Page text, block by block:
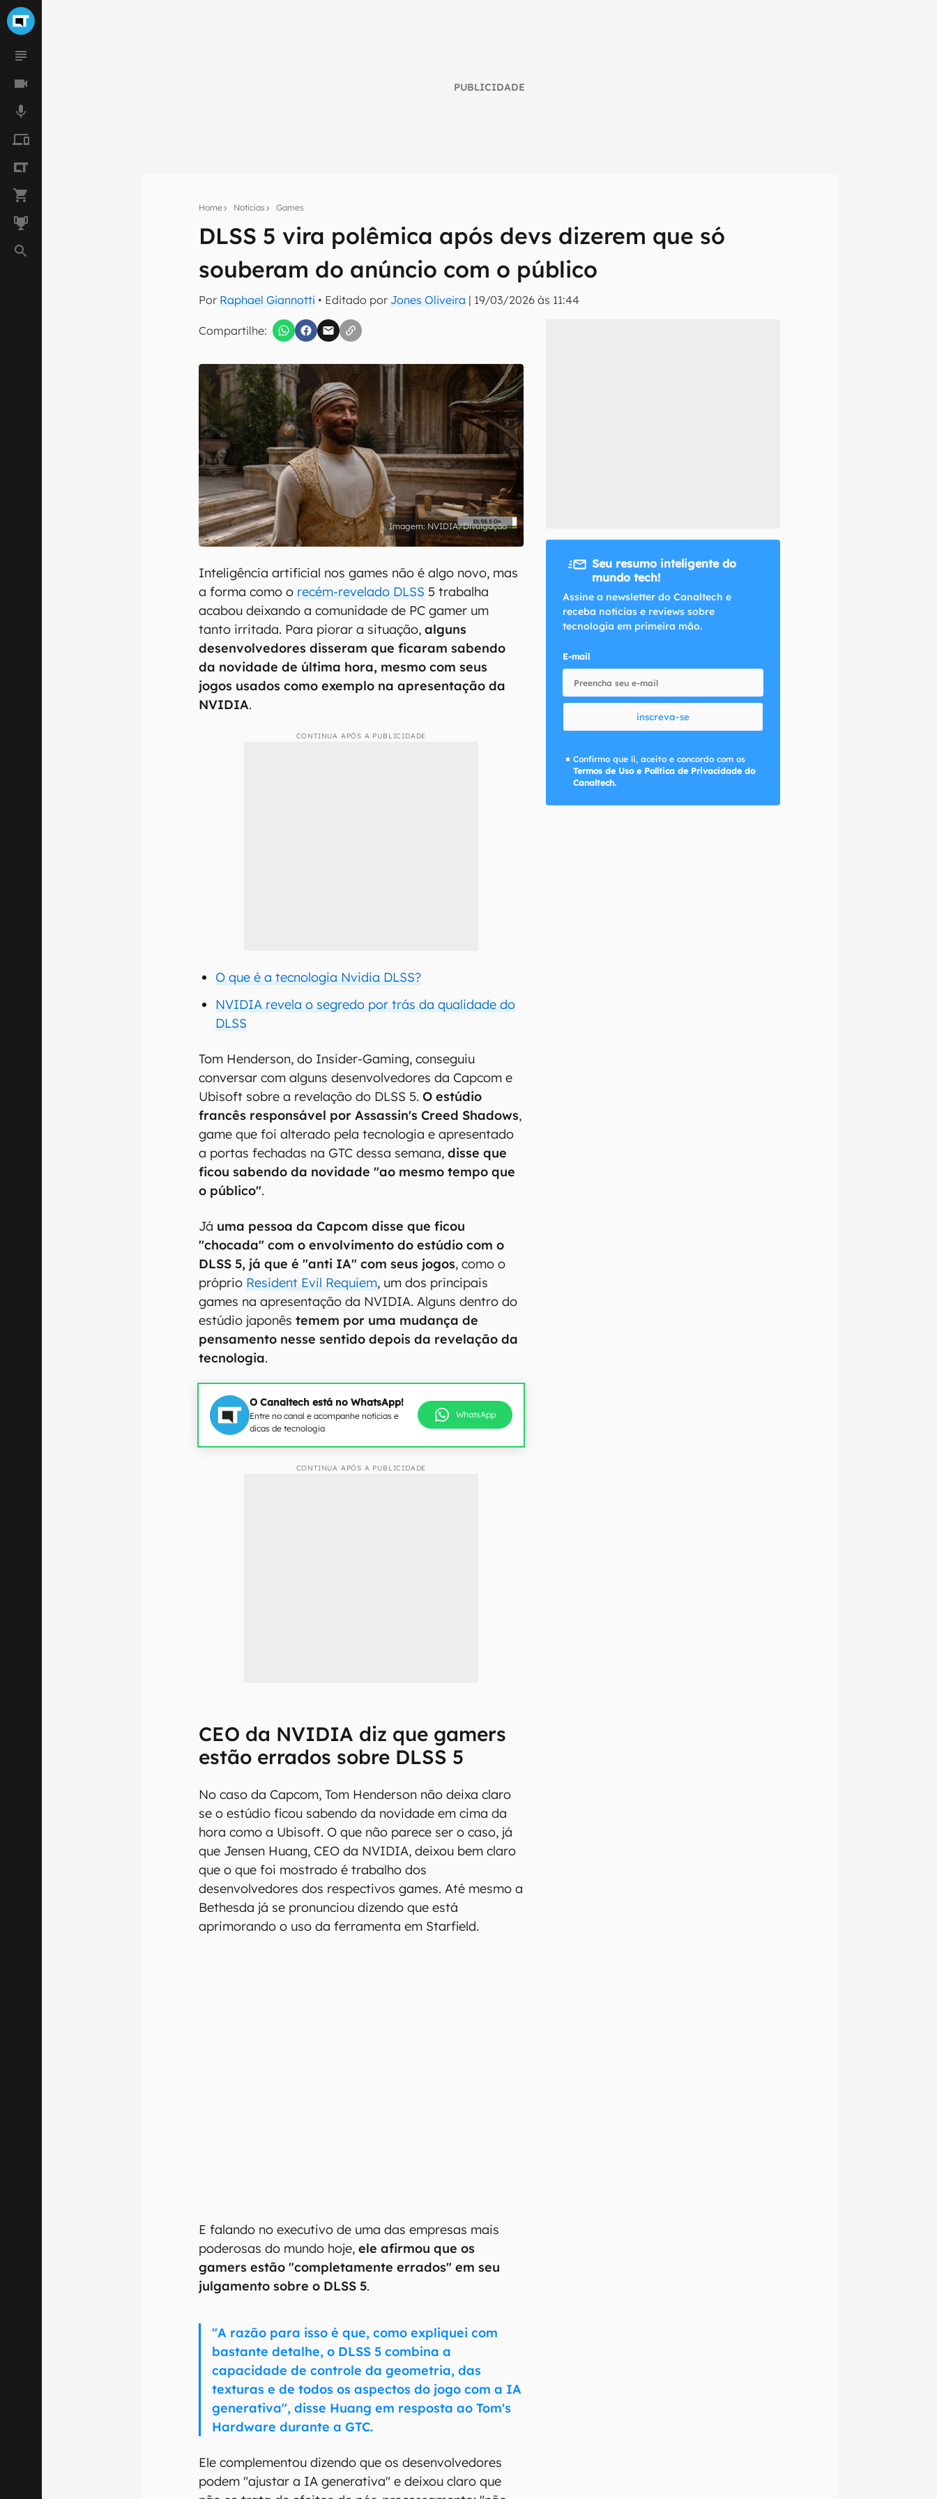
PUBLICIDADE
Home Notícias Games
DLSS 5 vira polêmica após devs dizerem que só
souberam do anúncio com o público
Por Raphael Giannotti • Editado por Jones Oliveira | 19/03/2026 às 11:44
Compartilhe:
Seu resumo inteligente do mundo tech!
Assine a newsletter do Canaltech e receba notícias e reviews sobre tecnologia em primeira
mão.
inscreva-se
Confirmo que li, aceito e concordo com os Termos de Uso e Política de Privacidade do Canaltech.
NVIDIA/Divulgação
Inteligência artificial nos games não é algo novo, mas
a forma como o recém-revelado DLSS 5 trabalha
acabou deixando a comunidade de PC gamer um
tanto irritada. Para piorar a situação,alguns
desenvolvedores disseram que ficaram sabendo
da novidade de última hora, mesmo com seus
jogos usados como exemplo na apresentação da
NVIDIA.
CONTINUA APÓS A PUBLICIDADE
O que é a tecnologia Nvidia DLSS?
NVIDIA revela o segredo por trás da qualidade do
DLSS
Tom Henderson, do Insider-Gaming, conseguiu
conversar com alguns desenvolvedores da Capcom e
Ubisoft sobre a revelação do DLSS 5.O estúdio
francês responsável por Assassin's Creed Shadows,
game que foi alterado pela tecnologia e apresentado
a portas fechadas na GTC dessa semana,disse que
ficou sabendo da novidade "ao mesmo tempo que
o público".
Já uma pessoa da Capcom disse que ficou
"chocada" com o envolvimento do estúdio com o
DLSS 5, já que é "anti IA" com seus jogos, como o
próprio Resident Evil Requiem, um dos principais
games na apresentação da NVIDIA. Alguns dentro do
estúdio japonêstemem por uma mudança de
pensamento nesse sentido depois da revelação da
tecnologia.
O Canaltech está no WhatsApp!
Entre no canal e acompanhe notícias e
dicas de tecnologia
WhatsApp
CONTINUA APÓS A PUBLICIDADE
CEO da NVIDIA diz que gamers
estão errados sobre DLSS 5
No caso da Capcom, Tom Henderson não deixa claro
se o estúdio ficou sabendo da novidade em cima da
hora como a Ubisoft. O que não parece ser o caso, já
que Jensen Huang, CEO da NVIDIA, deixou bem claro
que o que foi mostrado é trabalho dos
desenvolvedores dos respectivos games. Até mesmo a
Bethesda já se pronunciou dizendo que está
aprimorando o uso da ferramenta em Starfield.
E falando no executivo de uma das empresas mais
poderosas do mundo hoje,ele afirmou que os
gamers estão "completamente errados" em seu
julgamento sobre o DLSS 5.
00:00/04:07
Seu resumo inteligente do
mundo tech!
Assine a newsletter do Canaltech e
receba notícias e reviews sobre
tecnologia em primeira mão.
E-mail
inscreva-se
Confirmo que li, aceito e concordo com os
Termos de Uso e Política de Privacidade do
Canaltech.